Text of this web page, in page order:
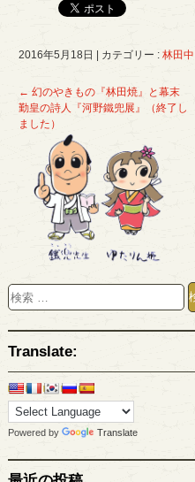
2016年5月18日 カテゴリー : 林田
← 幻のやきもの『林田焼』と幕末
勤皇の詩人『河野鐵兜展』（終了し
ました）
Translate:
Powered by Translate